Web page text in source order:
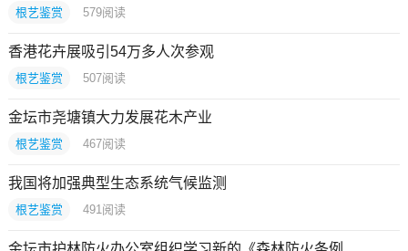
根艺鉴赏 579阅读
香港花卉展吸引54万多人次参观
根艺鉴赏 507阅读
金坛市尧塘镇大力发展花木产业
根艺鉴赏 467阅读
我国将加强典型生态系统气候监测
根艺鉴赏 491 阅读